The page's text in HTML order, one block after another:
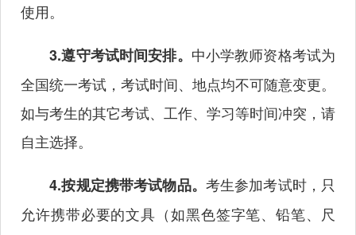
使用。
3.遵守考试时间安排。 中小学教师资格考试为
全国统一考试，考试时间、地点均不可随意变更。
如与考生的其它考试、工作、学习等时间冲突，请
自主选择。
4.按规定携带考试物品。 考生参加考试时，只
允许携带必要的文具（如黑色签字笔、铅笔、尺